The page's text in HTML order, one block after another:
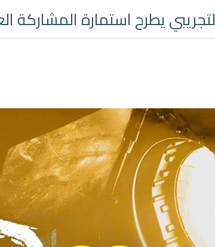
يطرح استمارة المشاركة